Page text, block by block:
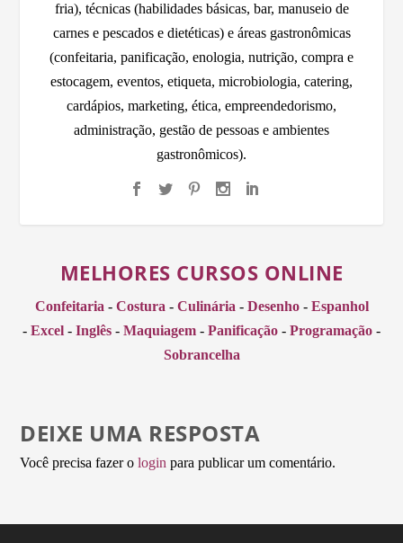
fria), técnicas (habilidades básicas, bar, manuseio de
carnes e pescados e dietéticas) e áreas gastronômicas
(confeitaria, panificação, enologia, nutrição, compra e
estocagem, eventos, etiqueta, microbiologia, catering,
cardápios, marketing, ética, empreendedorismo,
administração, gestão de pessoas e ambientes
gastronômicos).
MELHORES CURSOS ONLINE
Confeitaria - Costura - Culinária - Desenho- Espanhol
- Excel - Inglês - Maquiagem - Panificação - Programação -
Sobrancelha
DEIXE UMA RESPOSTA
Você precisa fazer ologin para publicar um comentário.